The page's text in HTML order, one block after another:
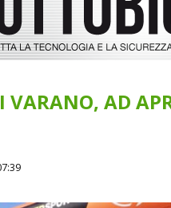
VARANO, AD